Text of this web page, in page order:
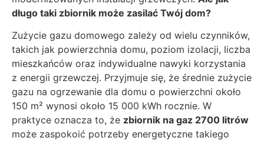
długo taki zbiornik może zasilać Twój dom?
Zużycie gazu domowego zależy od wielu czynników,
takich jak powierzchnia domu, poziom izolacji, liczba
mieszkańców oraz indywidualne nawyki korzystania
z energii grzewczej. Przyjmuje się, że średnie zużycie
gazu na ogrzewanie dla domu o powierzchni około
150 m² wynosi około 15 000 kWh rocznie. W
praktyce oznacza to, że zbiornik na gaz 2700 litrów
może zaspokoić potrzeby energetyczne takiego